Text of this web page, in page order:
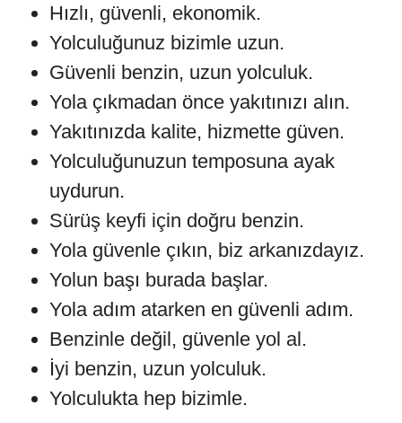
Hızlı, güvenli, ekonomik.
Yolculuğunuz bizimle uzun.
Güvenli benzin, uzun yolculuk.
Yola çıkmadan önce yakıtınızı alın.
Yakıtınızda kalite, hizmette güven.
Yolculuğunuzun temposuna ayak
uydurun.
Sürüş keyfi için doğru benzin.
Yola güvenle çıkın, biz arkanızdayız.
Yolun başı burada başlar.
Yola adım atarken en güvenli adım.
Benzinle değil, güvenle yol al.
İyi benzin, uzun yolculuk.
Yolculukta hep bizimle.